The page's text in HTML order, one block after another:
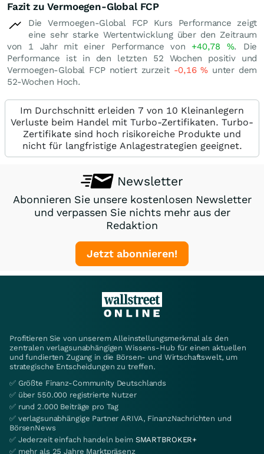
Fazit zu Vermoegen-Global FCP
Die Vermoegen-Global FCP Kurs Performance zeigt
eine sehr starke Wertentwicklung über den Zeitraum
von 1 Jahr mit einer Performance von +40,78 %. Die
Performance ist in den letzten 52 Wochen positiv und
Vermoegen-Global FCP notiert zurzeit -0,16% unter dem
52-Wochen Hoch.
Im Durchschnitt erleiden 7 von 10 Kleinanlegern
Verluste beim Handel mit Turbo-Zertifikaten. Turbo-
Zertifikate sind hoch risikoreiche Produkte und
nicht für langfristige Anlagestrategien geeignet.
Newsletter
Abonnieren Sie unsere kostenlosen Newsletter
und verpassen Sie nichts mehr aus der
Redaktion
Jetzt abonnieren!
Profitieren Sie von unserem Alleinstellungsmerkmal als den
zentralen verlagsunabhängigen Wissens-Hub für einen aktuellen
und fundierten Zugang in die Börsen- und Wirtschaftswelt, um
strategische Entscheidungen zu treffen.
✅ Größte Finanz-Community Deutschlands
✅ über 550.000 registrierte Nutzer
✅ rund 2.000 Beiträge pro Tag
✅ verlagsunabhängige Partner ARIVA, FinanzNachrichten und
BörsenNews
✅ Jederzeit einfach handeln beim SMARTBROKER+
✅ mehr als 25 Jahre Marktpräsenz